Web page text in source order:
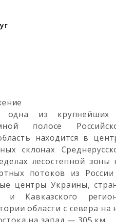
одна из
полосе
находится в
склонах
лесостепной зоны
потоков из
центры Украины,
и Кавказского
области с севера на